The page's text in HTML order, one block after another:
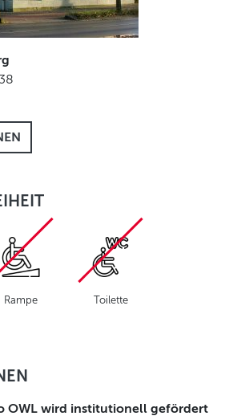
Rampe Toilette
OWL wird institutionell gefördert